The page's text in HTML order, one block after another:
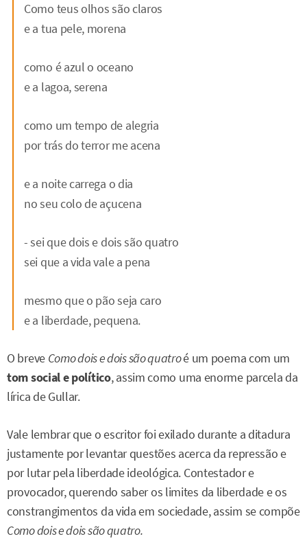
Como teus olhos são claros
e a tua pele, morena
como é azul o oceano
e a lagoa, serena
como um tempo de alegria
por trás do terror me acena
e a noite carrega o dia
no seu colo de açucena
- sei que dois e dois são quatro
sei que a vida vale a pena
mesmo que o pão seja caro
e a liberdade, pequena.
O breve Como dois e dois são quatroé um poema com um
tom social e político, assim como uma enorme parcela da
lírica de Gullar.
Vale lembrar que o escritor foi exilado durante a ditadura
justamente por levantar questões acerca da repressão e
por lutar pela liberdade ideológica. Contestador e
provocador, querendo saber os limites da liberdade e os
constrangimentos da vida em sociedade, assim se compõe
Como dois e dois são quatro.